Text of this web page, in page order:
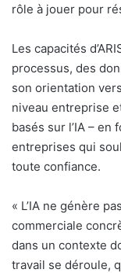
rôle à jouer pour
Les capacités
processus, des
son orientation
niveau entreprise
basés sur l’IA –
entreprises qui
toute confiance.
« L’IA ne génère
commerciale
dans un contexte
travail se déroule,